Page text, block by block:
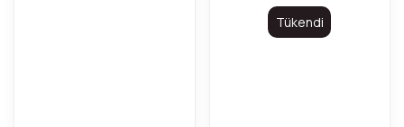
Tükendi